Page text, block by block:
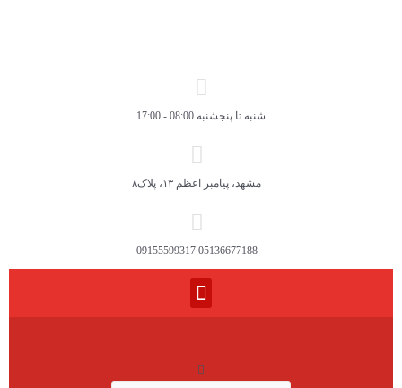
شنبه تا پنجشنبه 08:00 - 17:00
مشهد، پیامبر اعظم ۱۳، پلاک۸
05136677188 09155599317